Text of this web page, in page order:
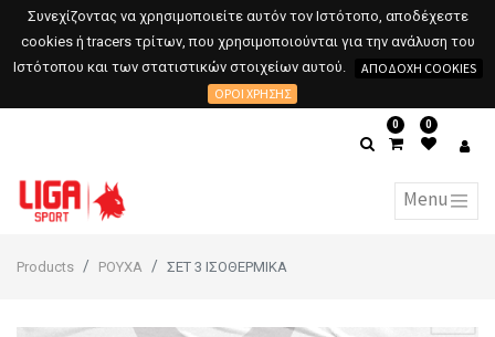
Συνεχίζοντας να χρησιμοποιείτε αυτόν τον Ιστότοπο, αποδέχεστε
cookies ή tracers τρίτων, που χρησιμοποιούνται για την ανάλυση του
Ιστότοπου και των στατιστικών στοιχείων αυτού.
ΑΠΟΔΟΧΉ COOKIES
ΌΡΟΙ ΧΡΉΣΗΣ
0 0
Products ΡΟΥΧΑ ΣΕΤ 3 ΙΣΟΘΕΡΜΙΚΑ